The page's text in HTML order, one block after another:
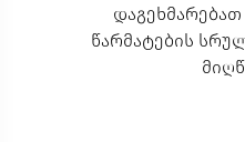
წარმატების